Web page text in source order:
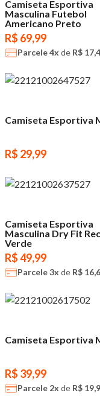
Camiseta Esportiva
Masculina Futebol
Americano Preto
R$ 69,99
Parcele4x de R$
Camiseta Esportiva
R$ 29,99
Camiseta Esportiva
Masculina Dry Fit
Verde
R$ 49,99
Parcele3x de R$
Camiseta Esportiva
R$ 39,99
Parcele 2x de R$